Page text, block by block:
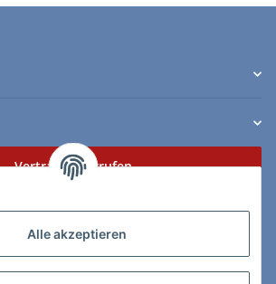
Alle akzeptieren
Vertrag widerrufen